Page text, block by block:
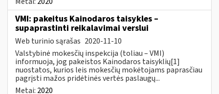
VMI: pakeitus Kainodaros taisykles –
supaprastinti reikalavimai verslui
Web turinio sąrašas 2020-11-10
Valstybinė mokesčių inspekcija (toliau – VMI)
informuoja, jog pakeistos Kainodaros taisyklių[1]
nuostatos, kurios leis mokesčių mokėtojams paprasčiau
pagrįsti mažos pridėtinės vertės paslaugų...
Metai: 2020